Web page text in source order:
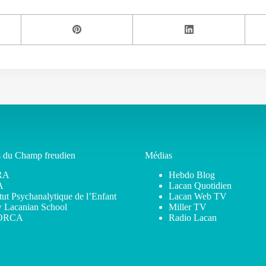
du Champ freudien
Psychanalytique de l’Enfant
Lacanian School
Médias
Hebdo Blog
Lacan Quotidien
Lacan Web TV
Miller TV
Radio Lacan